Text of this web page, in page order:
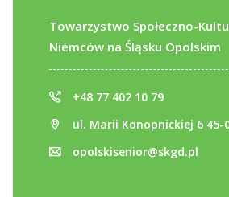
Towarzystwo Społeczno-
Niemców na Śląsku Opolskim
+48 77 402 10 79
ul. Marii Konopnickiej 6 45-
opolskisenior@skgd.pl